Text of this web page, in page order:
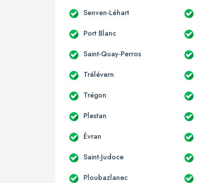
Senven-Léhart
Port Blanc
Saint-Quay-Perros
Trélévern
Trégon
Plestan
Évran
Saint-Judoce
Ploubazlanec